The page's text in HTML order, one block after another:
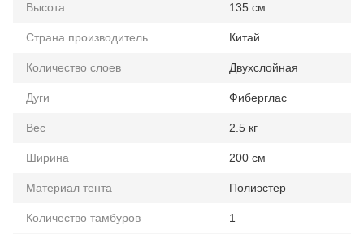
Высота 135 см
Страна производитель Китай
Количество слоев Двухслойная
Дуги Фиберглас
Вес 2.5 кг
Ширина 200 см
Материал тента Полиэстер
Количество тамбуров 1